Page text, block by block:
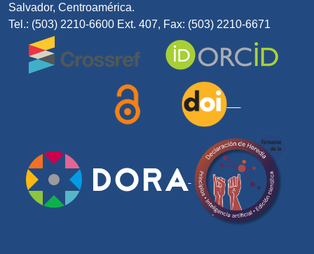
Salvador, Centroamérica.
Tel.: (503) 2210-6600 Ext. 407, Fax: (503) 2210-6671